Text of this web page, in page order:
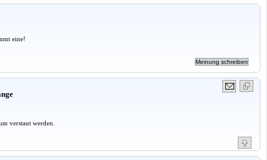
eine!
verstaut werden.